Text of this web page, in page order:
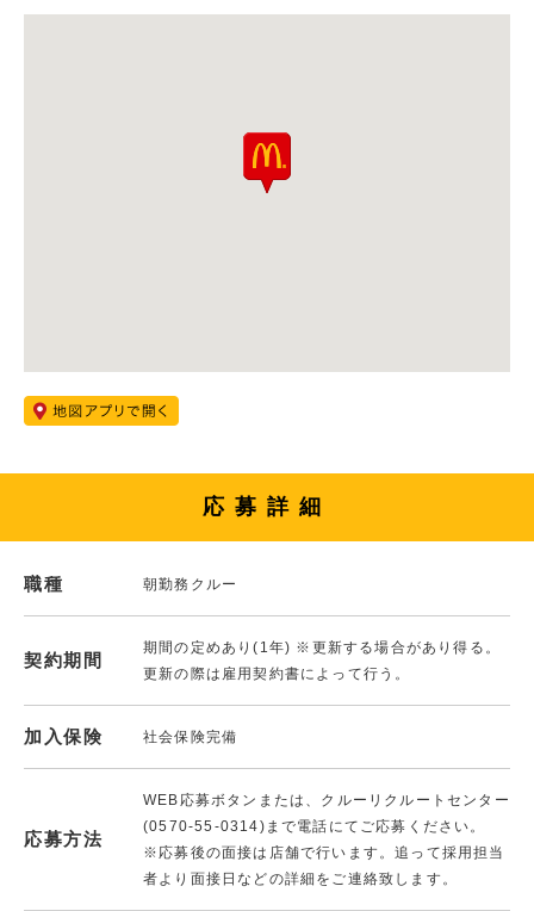
応募詳細
職種 朝勤務クルー
契約期間
期間の定めあり(1年) ※更新する場合があり得る。
更新の際は雇用契約書によって行う。
加入保険 社会保険完備
応募方法
WEB応募ボタンまたは、クルーリクルートセンター
(0570-55-0314)まで電話にてご応募ください。
※応募後の面接は店舗で行います。追って採用担当
者より面接日などの詳細をご連絡致します。